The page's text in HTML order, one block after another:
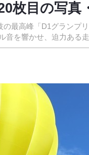
枚目の写真
最高峰「D1グランプ
を響かせ、迫力ある走